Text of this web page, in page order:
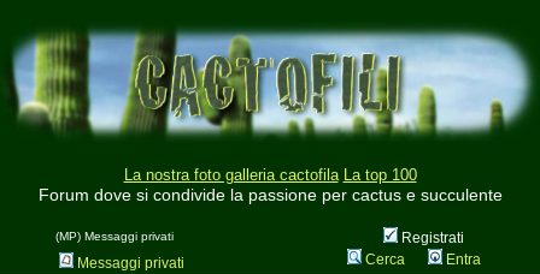
La nostra foto galleria cactofila La top 100
Forum dove si condivide la passione per cactus e succulente
(MP) Messaggi privati
Registrati
Messaggi privati
Cerca Entra